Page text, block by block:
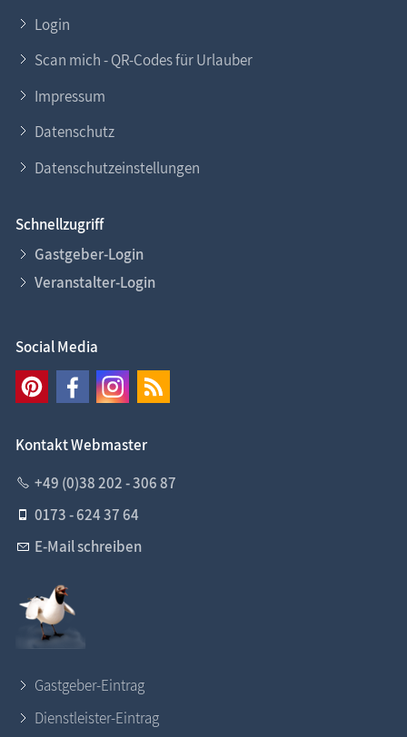
Login
Scan mich - QR-Codes für Urlauber
Impressum
Datenschutz
Datenschutzeinstellungen
Schnellzugriff
Gastgeber-Login
Veranstalter-Login
Social Media
Kontakt Webmaster
+49 (0)38 202 - 306 87
0173 - 624 37 64
E-Mail schreiben
Gastgeber-Eintrag
Dienstleister-Eintrag